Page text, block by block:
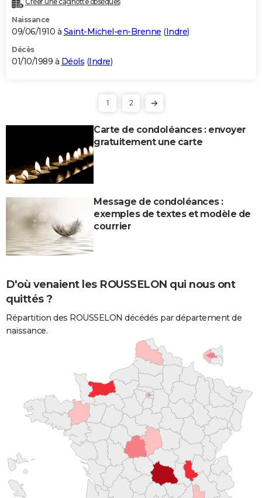
Naissance
09/06/1910 à Saint-Michel-en-Brenne (Indre)
Décès
01/10/1989 à Déols (Indre)
1 2
Carte de condoléances : envoyer
gratuitement une carte
Message de condoléances :
exemples de textes et modèle de
courrier
D'où venaient les ROUSSELON qui nous ont
quittés ?
Répartition des ROUSSELON décédés par département de
naissance.